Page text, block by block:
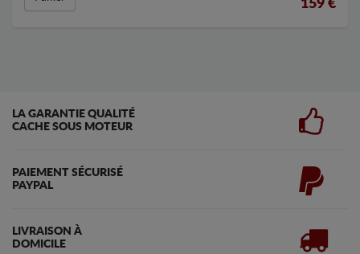
159 €
LA GARANTIE QUALITÉ
CACHE SOUS MOTEUR
PAIEMENT SÉCURISÉ
PAYPAL
LIVRAISON À
DOMICILE